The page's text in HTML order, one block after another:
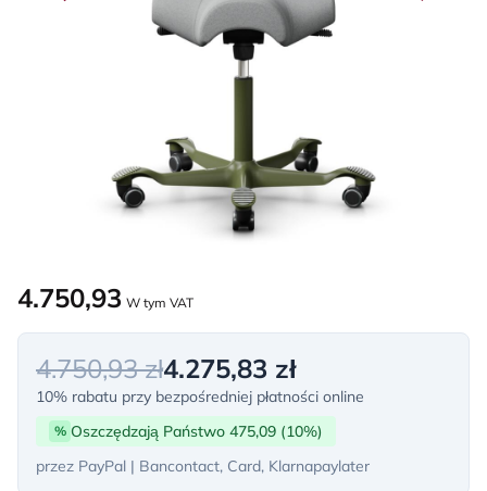
4.750,93 W tym VAT
4.750,93 zł4.275,83 zł
10% rabatu przy bezpośredniej płatności online
% Oszczędzają Państwo 475,09 (10%)
przez PayPal | Bancontact, Card, Klarnapaylater